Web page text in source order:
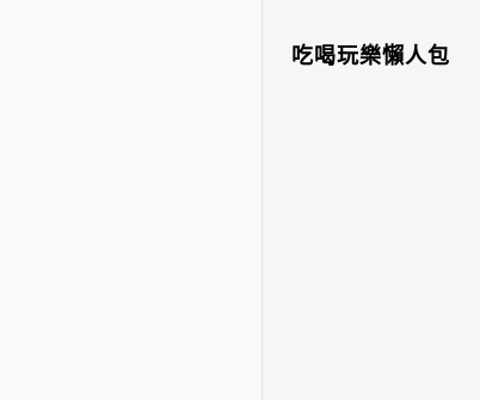
吃喝玩樂懶人包